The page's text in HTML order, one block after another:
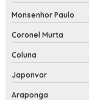
Monsenhor Paulo
Coronel Murta
Coluna
Japonvar
Araponga